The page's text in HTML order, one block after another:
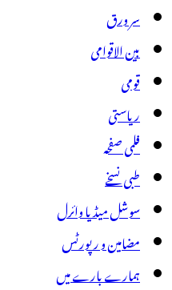
سر ورق
بین الاقوامی
قومی
ریاستی
فلمی صفحہ
طبی نسخے
سوشل میڈیا وائرل
مضامین و رپورٹس
ہمارے بارے میں